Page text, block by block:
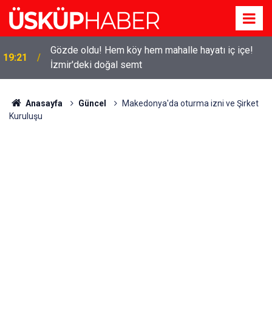
19:21
Gözde oldu! Hem köy hem mahalle hayatı iç içe!
İzmir'deki doğal semt
Anasayfa Güncel
Makedonya'da oturma izni ve Şirket
Kuruluşu